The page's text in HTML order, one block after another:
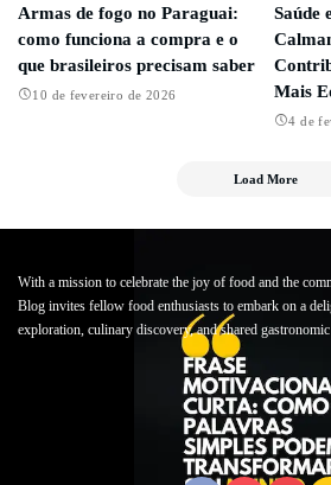
Armas de fogo no Paraguai:
como funciona a compra e o
que brasileiros precisam saber
10 de fevereiro de 2026
Saúde
Mais
4 de
Load More
With a mission to celebrate the joy of food and the
Blog invites fellow food enthusiasts to embark on a
exploration, culinary discovery, and shared gastronomic